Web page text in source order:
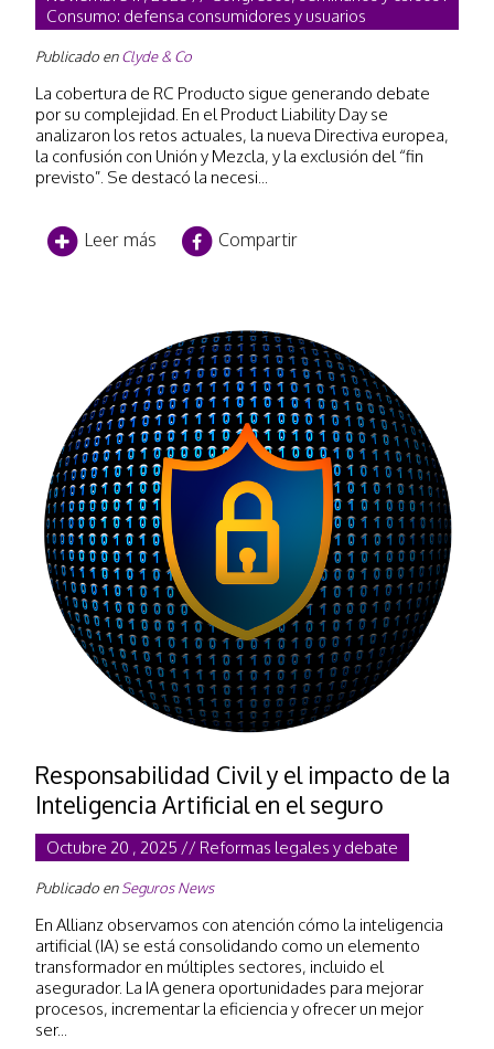
Consumo: defensa consumidores y usuarios
Publicado enClyde & Co
La cobertura de RC Producto sigue generando debate
por su complejidad. En el Product Liability Day se
analizaron los retos actuales, la nueva Directiva europea,
la confusión con Unión y Mezcla, y la exclusión del “fin
previsto”. Se destacó la necesi...
Leer más Compartir
Responsabilidad Civil y el impacto de la
Inteligencia Artificial en el seguro
Octubre 20 , 2025 // Reformas legales y debate
Publicado enSeguros News
En Allianz observamos con atención cómo la inteligencia
artificial (IA) se está consolidando como un elemento
transformador en múltiples sectores, incluido el
asegurador. La IA genera oportunidades para mejorar
procesos, incrementar la eficiencia y ofrecer un mejor
ser...